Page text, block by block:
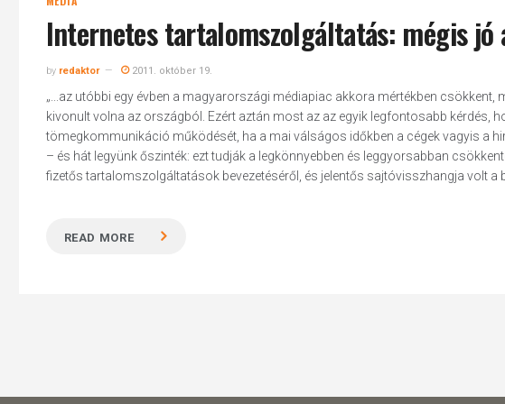
Internetes tartalomszolgáltatás: mégis jó
by redaktor 2011. október 19.
„...az utóbbi egy évben a magyarországi médiapiac akkora mértékben csökkent,
kivonult volna az országból. Ezért aztán most az az egyik legfontosabb kérdés,
tömegkommunikáció működését, ha a mai válságos időkben a cégek vagyis a
– és hát legyünk őszinték: ezt tudják a legkönnyebben és leggyorsabban
fizetős tartalomszolgáltatások bevezetéséről, és jelentős sajtóvisszhangja volt a
READ MORE